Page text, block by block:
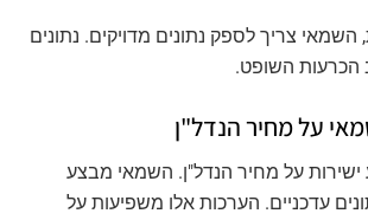
צריך לספק נתונים מדויקים. נתונים
הכרעות השופט.
על מחיר הנדל"ן
ישירות על מחיר הנדל"ן. השמאי מבצע
עדכניים. הערכות אלו משפיעות על